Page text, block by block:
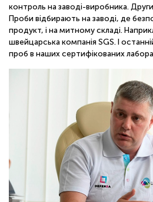
контроль на заводі-виробника.
Проби відбирають на заводі, де
продукт, і на митному складі.
швейцарська компанія SGS. І
проб в наших сертифікованих